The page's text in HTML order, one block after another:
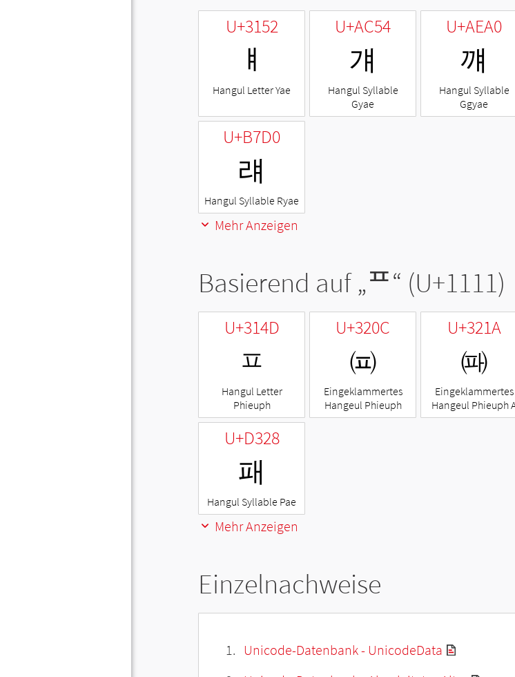
U+3152
ㅒ
Hangul Letter Yae
U+AC54
걔
Hangul Syllable
Gyae
U+AEA0
꺠
Hangul Syllable
Ggyae
U+B7D0
럐
Hangul Syllable Ryae
Mehr Anzeigen
Basierend auf „ᄑ“ (U+1111)
U+314D
ㅍ
Hangul Letter
Phieuph
U+320C
㈌
Eingeklammertes
Hangeul Phieuph
U+321A
㈚
Eingeklammertes
Hangeul Phieuph
U+D328
패
Hangul Syllable Pae
Mehr Anzeigen
Einzelnachweise
Unicode-Datenbank - UnicodeData